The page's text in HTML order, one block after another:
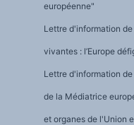
européenne"
Lettre d'information
vivantes : l’Europe
Lettre d'information
de la Médiatrice
et organes de l'Union